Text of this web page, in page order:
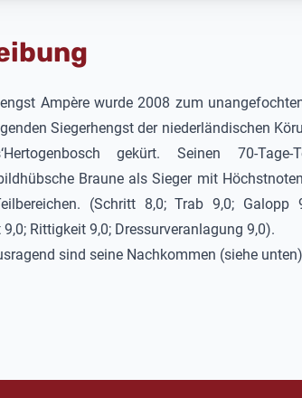
Ampèrewurde 2008 zum
Siegerhengst der niederländischen
gekürt. Seinen 70-Tage-
Braune als Sieger mit
(Schritt 8,0; Trab 9,0; Galopp
Rittigkeit 9,0; Dressurveranlagung 9,0).
sind seine Nachkommen (siehe